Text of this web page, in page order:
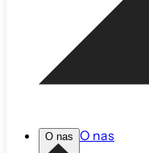
O nas O nas